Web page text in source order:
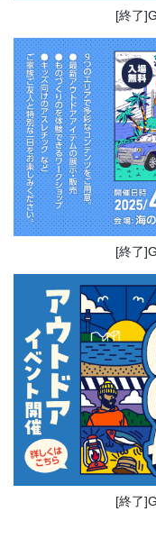
[終了
[終了
[終了